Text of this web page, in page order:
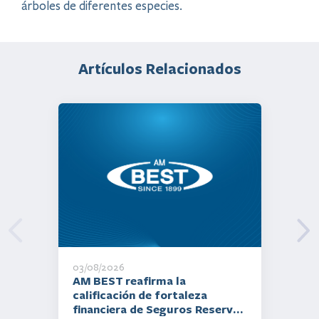
árboles de diferentes especies.​
Artículos Relacionados
AM BEST reafirma la
calificación de fortaleza
financiera de Seguros Reservas
03/08/2026